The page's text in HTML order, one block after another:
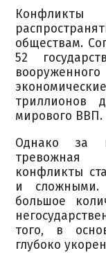
обществам.
52
триллионов
мирового ВВП.
Однако за
тревожная
конфликты
и сложными.
большое
того, в
глубоко